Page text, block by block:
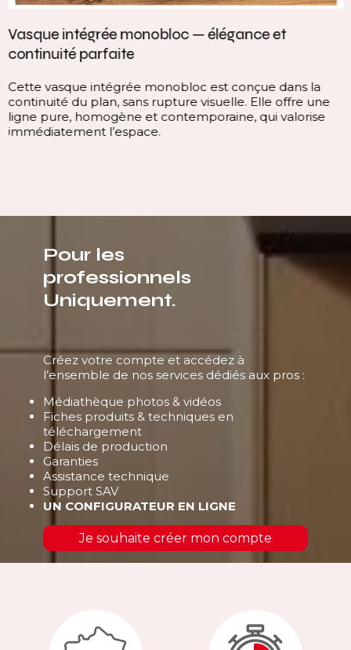
Vasque intégrée monobloc — élégance et
continuité parfaite
Cette vasque intégrée monobloc est conçue dans la
continuité du plan, sans rupture visuelle. Elle offre une
ligne pure, homogène et contemporaine, qui valorise
immédiatement l’espace.
Pour les
professionnels
Uniquement.
Créez votre compte et accédez à
l’ensemble de nos services dédiés aux pros :
Médiathèque photos & vidéos
Fiches produits & techniques en
téléchargement
Délais de production
Garanties
Assistance technique
Support SAV
UN CONFIGURATEUR EN LIGNE
Je souhaite créer mon compte